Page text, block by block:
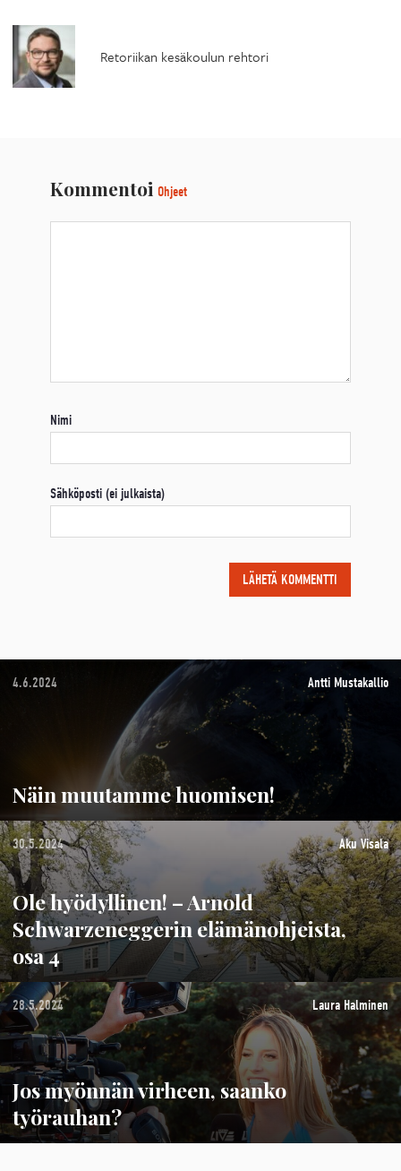
Retoriikan kesäkoulun rehtori
Kommentoi Ohjeet
Nimi
Sähköposti (ei julkaista)
4.6.2024 Antti Mustakallio
Näin muutamme huomisen!
30.5.2024 Aku Visala
Ole hyödyllinen! – Arnold
Schwarzeneggerin elämänohjeista,
osa 4
28.5.2024 Laura Halminen
Jos myönnän virheen, saanko
työrauhan?